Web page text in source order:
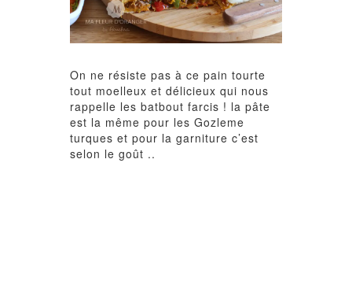
On ne résiste pas à ce pain tourte
tout moelleux et délicieux qui nous
rappelle les batbout farcis ! la pâte
est la même pour les Gozleme
turques et pour la garniture c’est
selon le goût ..